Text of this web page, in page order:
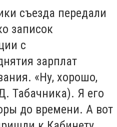
съезда передали
записок
с
зарплат
«Ну, хорошо,
Табачника). Я его
до времени. А вот